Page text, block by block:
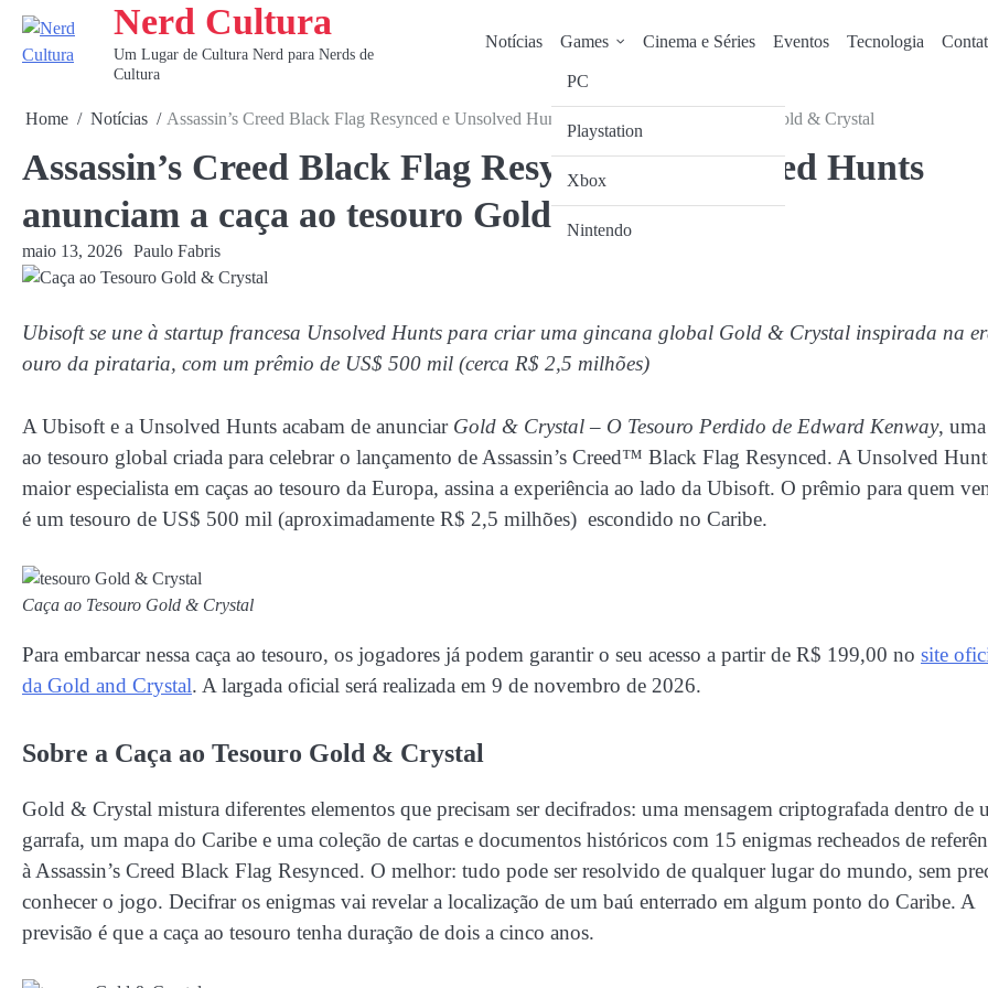
Skip
content
Nerd Cultura
Um Lugar de Cultura Nerd para Nerds de
Cultura
Notícias
Games
PC
Playstation
Xbox
Nintendo
Cinema e Séries Eventos Tecnologia
Home Notícias Assassin’s Creed Black Flag Resynced e Unsolved Hunts anunciam a caça ao tesouro Gold & Crystal
Assassin’s Creed Black Flag Resynced e Unsolved Hunts
anunciam a caça ao tesouro Gold & Crystal
maio 13, 2026 Paulo Fabris
Ubisoft se une à startup francesa Unsolved Hunts para criar uma gincana global Gold & Crystal inspirada na
ouro da pirataria, com um prêmio de US$ 500 mil (cerca R$ 2,5 milhões)
A Ubisoft e a Unsolved Hunts acabam de anunciar Gold & Crystal – O Tesouro Perdido de Edward Kenway,
ao tesouro global criada para celebrar o lançamento de Assassin’s Creed™ Black Flag Resynced. A Unsolved
maior especialista em caças ao tesouro da Europa, assina a experiência ao lado da Ubisoft. O prêmio para quem
é um tesouro de US$ 500 mil (aproximadamente R$ 2,5 milhões) escondido no Caribe.
Caça ao Tesouro Gold & Crystal
Para embarcar nessa caça ao tesouro, os jogadores já podem garantir o seu acesso a partir de R$ 199,00 no site
da Gold and Crystal. A largada oficial será realizada em 9 de novembro de 2026.
Sobre a Caça ao Tesouro Gold & Crystal
Gold & Crystal mistura diferentes elementos que precisam ser decifrados: uma mensagem criptografada dentro de
garrafa, um mapa do Caribe e uma coleção de cartas e documentos históricos com 15 enigmas recheados de
à Assassin’s Creed Black Flag Resynced. O melhor: tudo pode ser resolvido de qualquer lugar do mundo, sem
conhecer o jogo. Decifrar os enigmas vai revelar a localização de um baú enterrado em algum ponto do Caribe. A
previsão é que a caça ao tesouro tenha duração de dois a cinco anos.